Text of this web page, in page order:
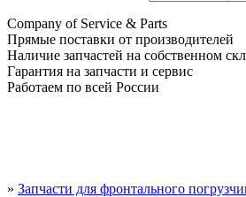
Company of Service & Parts
Прямые поставки от производителей
Наличие запчастей на собственном
Гарантия на запчасти и сервис
Работаем по всей России
» Запчасти для фронтального